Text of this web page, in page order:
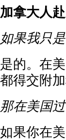
加拿大人
如果我只
是的。在
都得交附加
那在美国
如果你在